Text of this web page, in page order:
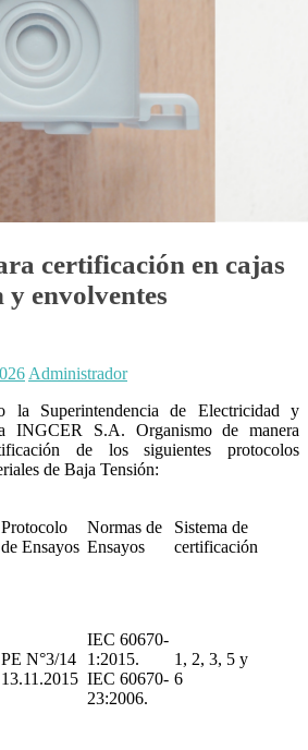
certificación en cajas
envolventes
Administrador
Superintendencia de Electricidad y
INGCER S.A. Organismo de manera
de los siguientes protocolos
de Baja Tensión:
Protocolo
de Ensayos
Normas de
Ensayos
Sistema de
certificación
PE N°3/14
13.11.2015
IEC 60670-
1:2015.
IEC 60670-
23:2006.
1, 2, 3, 5 y
6